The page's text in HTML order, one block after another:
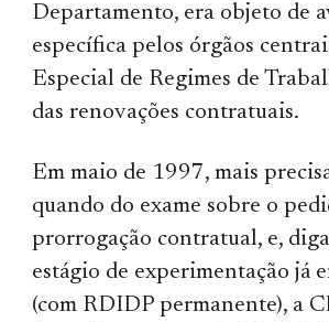
Departamento, era objeto de
específica pelos órgãos
Especial de Regimes de
das renovações contratuais.
Em maio de 1997, mais
quando do exame sobre o
prorrogação contratual, e,
estágio de experimentação já
(com RDIDP permanente), a